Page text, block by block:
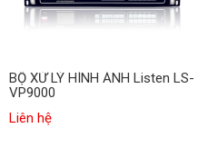
BỘ XỬ LÝ HÌNH ẢNH Listen LS-
VP9000
Liên hệ